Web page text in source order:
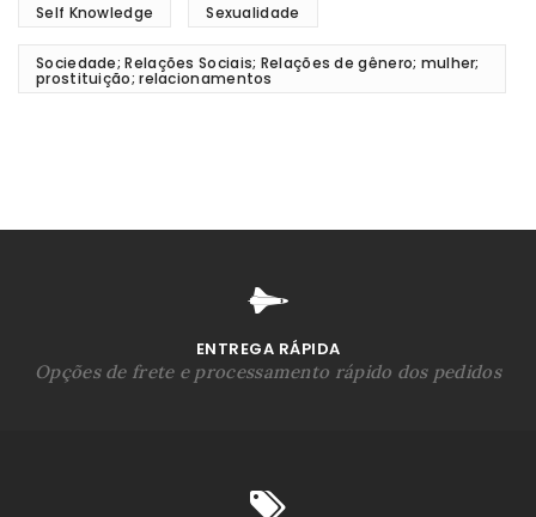
Self Knowledge Sexualidade
Sociedade; Relações Sociais; Relações de gênero; mulher;
prostituição; relacionamentos
ENTREGA RÁPIDA
Opções de frete e processamento rápido dos pedidos